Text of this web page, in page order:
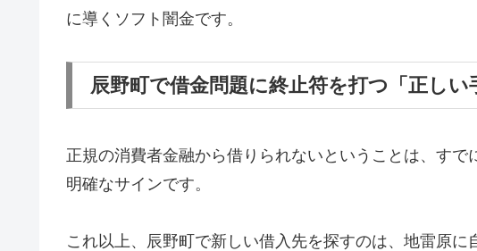
に導くソフト闇金です。
辰野町で借金問題に終止符を打つ「正しい
正規の消費者金融から借りられないということは、すで
明確なサインです。
これ以上、辰野町で新しい借入先を探すのは、地雷原